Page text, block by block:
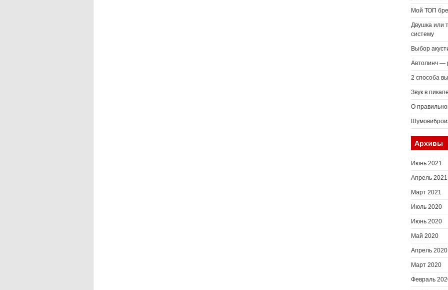
Мой ТОП
Двушка или
систему
Выбор
Автолинч —
2 способа
Звук в
О
Архивы
Июнь 2021
Апрель 2021
Март 2021
Июль 2020
Июнь 2020
Май 2020
Апрель 2020
Март 2020
Февраль